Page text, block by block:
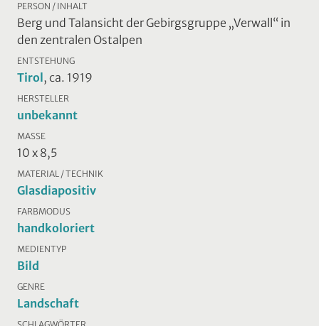
PERSON / INHALT
Berg und Talansicht der Gebirgsgruppe „Verwall“ in
den zentralen Ostalpen
ENTSTEHUNG
Tirol , ca. 1919
HERSTELLER
unbekannt
MASSE
10 x 8,5
MATERIAL / TECHNIK
Glasdiapositiv
FARBMODUS
handkoloriert
MEDIENTYP
Bild
GENRE
Landschaft